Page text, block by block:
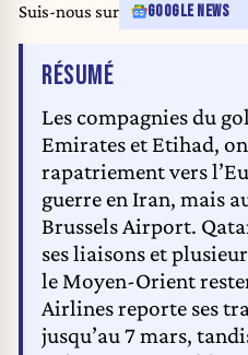
Suis-nous sur GOOGLE NEWS
RÉSUMÉDE L'ARTICLE
Les compagnies du
Emirates et Etihad,
rapatriement vers
guerre en Iran, mais
Brussels Airport.
ses liaisons et
le Moyen-Orient
Airlines reporte ses
jusqu’au 7 mars,